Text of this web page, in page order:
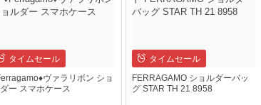
タイムセール
ヴァラリボン ショ
ー スマホケース
タイムセール
FERRAGAMO ショルダーバッ
グ STAR TH 21 8958